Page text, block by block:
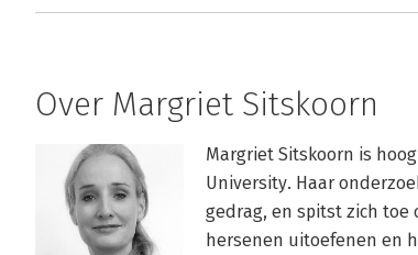
Over Margriet Sitskoorn
Margriet Sitskoorn is
University. Haar
gedrag, en spitst zich toe
hersenen uitoefenen en